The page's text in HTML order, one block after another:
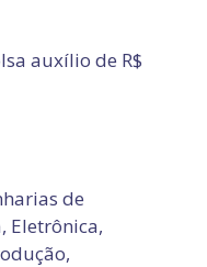
auxílio de R$
de
Eletrônica,